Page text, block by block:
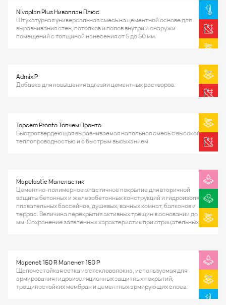
Nivoplan Plus Нивоплан Плюс
Штукатурная универсальная смесь на цементной основе для
выравнивания стен, потолков и полов внутри и снаружи
помещений с толщиной нанесения от 5 до 50 мм.
Admix P
Добавка для повышения адгезии цементных растворов.
Topcem Pronto Топчем Пронто
Быстротвердеющая выравниваемая напольная смесь с высокой
теплопроводностью и с быстрым высыханием.
Mapelastic Мапеластик
Цементно-полимерное эластичное покрытие для вторичной
защиты бетонных и железобетонных конструкций и гидроизоляции
плавательных бассейнов, душевых, ванных комнат, балконов и
террас. Величина перекрытия активных трещин в основании до 0,8
мм. Сохранение заявленных характеристик при отрицательных
Mapenet 150 R Мапенет 150 Р
Щелочестойкая сетка из стекловолокна, используемая для
армирования гидроизоляционных защитных покрытий,
трещиностойких мембран и цементных армирующих слоев.